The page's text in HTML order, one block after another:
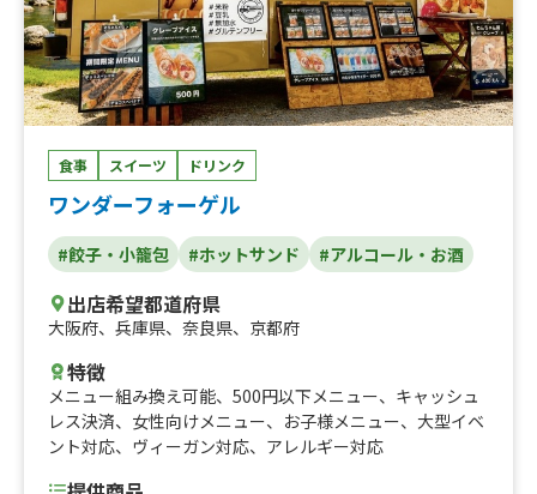
食事 スイーツ ドリンク
ワンダーフォーゲル
#餃子・小籠包 #ホットサンド #アルコール・お酒
出店希望都道府県
大阪府、 兵庫県、 奈良県、 京都府
特徴
メニュー組み換え可能、 500円以下メニュー、 キャッシュ
レス決済、 女性向けメニュー、 お子様メニュー、 大型イベ
ント対応、 ヴィーガン対応、 アレルギー対応